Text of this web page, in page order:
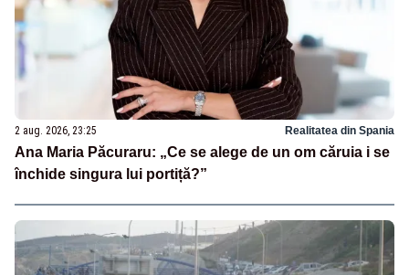
2 aug. 2026, 23:25 Realitatea din Spania
Ana Maria Păcuraru: „Ce se alege de un om căruia i se
închide singura lui portiță?”